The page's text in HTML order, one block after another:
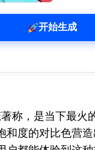
开始生成
称，是当下最
度的对比色营